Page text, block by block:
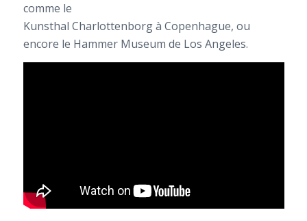
comme le
Kunsthal Charlottenborg à Copenhague, ou
encore le Hammer Museum de Los Angeles.